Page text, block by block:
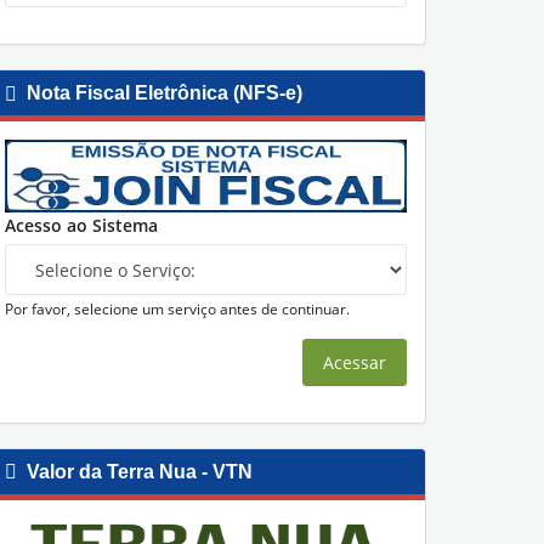
Cícero Português
Nota Fiscal Eletrônica (NFS-e)
Acesso ao Sistema
Por favor, selecione um serviço antes de continuar.
Acessar
Valor da Terra Nua - VTN